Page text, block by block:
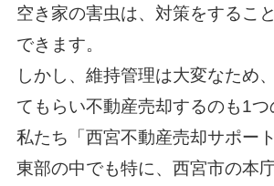
空き家の害虫は、対策をするこ
できます。
しかし、維持管理は大変なため
てもらい不動産売却するのも1つ
私たち「西宮不動産売却サポート
東部の中でも特に、西宮市の本